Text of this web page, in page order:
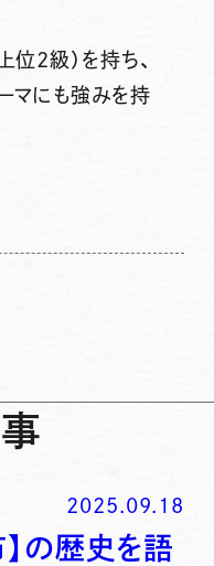
位2級）を持ち、
マにも強みを持
2025.09.18
】の歴史を語